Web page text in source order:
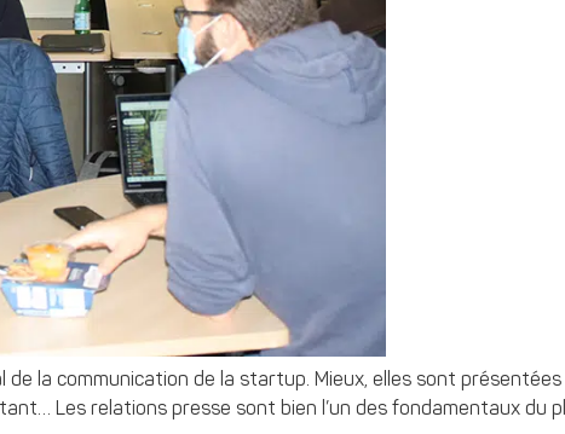
la communication de la startup. Mieux, elles sont
Les relations presse sont bien l’un des fondamentaux du